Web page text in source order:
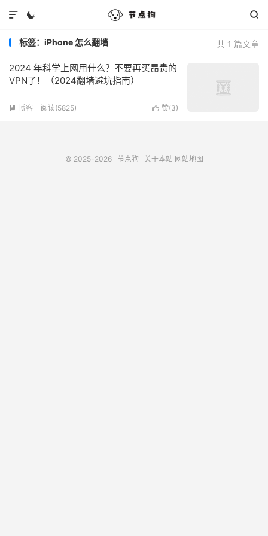
 

共 1 篇文章
标签：iPhone 怎么翻墙
2024 年科学上网用什么？不要再买昂贵的
VPN了！（2024翻墙避坑指南）
 赞(3)
 博客 阅读(5825)
© 2025-2026 节点狗 关于本站 网站地图